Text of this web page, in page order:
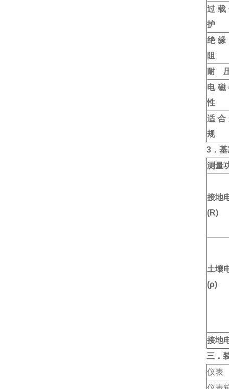
过载
护
绝缘
阻
耐
电磁
性
适合
规
3 ．
测量
接地
(R)
土壤
(ρ)
接地
三．
仪表